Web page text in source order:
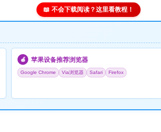
📖 不会下载阅读？这里看教程！
🍎 苹果设备推荐浏览器
Google Chrome Via浏览器 Safari Firefox